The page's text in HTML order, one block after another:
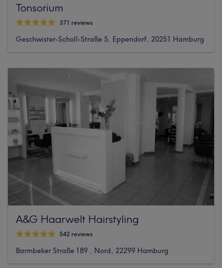
Tonsorium
371 reviews
Geschwister-Scholl-Straße 5, Eppendorf, 20251 Hamburg
A&G Haarwelt Hairstyling
542 reviews
Barmbeker Straße 189 , Nord, 22299 Hamburg